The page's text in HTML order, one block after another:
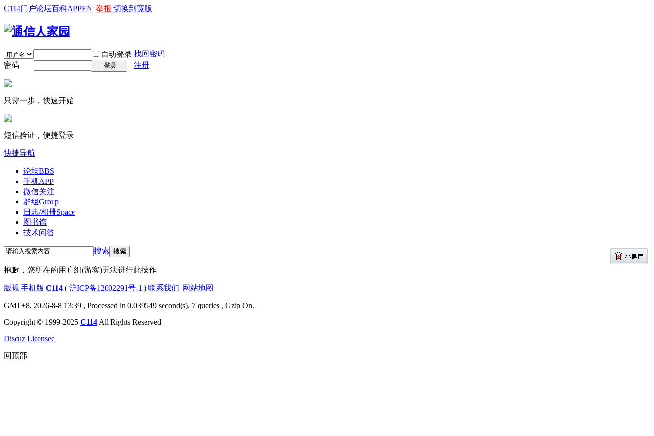
C114门户论坛百科APPEN| 举报 切换到宽版
自动登录 找回密码
密码
登录 注册
只需一步，快速开始
短信验证，便捷登录
快捷导航
论坛BBS
手机APP
微信关注
群组Group
日志/相册Space
图书馆
技术问答
搜索 搜索
抱歉，您所在的用户组(游客)无法进行此操作
版规|手机版|C114 ( 沪ICP备12002291号-1 )|联系我们 |网站地图
GMT+8, 2026-8-8 13:39 , Processed in 0.039549 second(s), 7 queries , Gzip On.
Copyright © 1999-2025 C114 All Rights Reserved
Discuz Licensed
回顶部